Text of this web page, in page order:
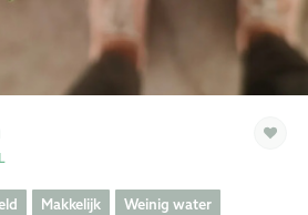
Makkelijk Weinig water